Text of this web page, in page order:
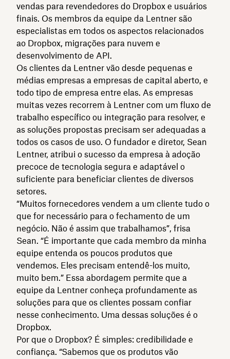
vendas para revendedores do Dropbox e usuários
finais. Os membros da equipe da Lentner são
especialistas em todos os aspectos relacionados
ao Dropbox, migrações para nuvem e
desenvolvimento de API.
Os clientes da Lentner vão desde pequenas e
médias empresas a empresas de capital aberto, e
todo tipo de empresa entre elas. As empresas
muitas vezes recorrem à Lentner com um fluxo de
trabalho específico ou integração para resolver, e
as soluções propostas precisam ser adequadas a
todos os casos de uso. O fundador e diretor, Sean
Lentner, atribui o sucesso da empresa à adoção
precoce de tecnologia segura e adaptável o
suficiente para beneficiar clientes de diversos
setores.
“Muitos fornecedores vendem a um cliente tudo o
que for necessário para o fechamento de um
negócio. Não é assim que trabalhamos”, frisa
Sean. “É importante que cada membro da minha
equipe entenda os poucos produtos que
vendemos. Eles precisam entendê-los muito,
muito bem.” Essa abordagem permite que a
equipe da Lentner conheça profundamente as
soluções para que os clientes possam confiar
nesse conhecimento. Uma dessas soluções é o
Dropbox.
Por que o Dropbox? É simples: credibilidade e
confiança. “Sabemos que os produtos vão